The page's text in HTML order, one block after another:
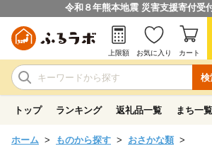
令和８年熊本地震 災害支援寄付受
検
上限額 お気に入り カート
トップ ランキング 返礼品一覧 まち一覧
ホーム ものから探す
おさかな類